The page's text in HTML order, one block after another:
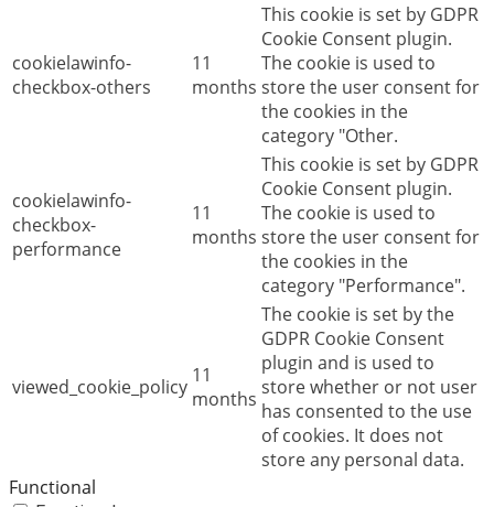
cookielawinfo-
checkbox-others
11
months
This cookie is set by GDPR
Cookie Consent plugin.
The cookie is used to
store the user consent for
the cookies in the
category "Other.
cookielawinfo-
checkbox-
performance
11
months
This cookie is set by GDPR
Cookie Consent plugin.
The cookie is used to
store the user consent for
the cookies in the
category "Performance".
viewed_cookie_policy 11
months
The cookie is set by the
GDPR Cookie Consent
plugin and is used to
store whether or not user
has consented to the use
of cookies. It does not
store any personal data.
Functional